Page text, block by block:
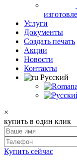
Услуги
Документы
Создать печать
Акции
Новости
Контакты
Русский
×
купить в один клик
Купить сейчас